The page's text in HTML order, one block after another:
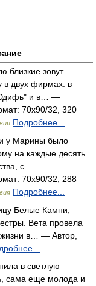
близкие зовут
в двух фирмах: в
и в… —
70x90/32, 320
Подробнее...
у Марины было
на каждые десять
с… —
70x90/32, 288
Подробнее...
Белые Камни,
Вета провела
жизни в… — Автор,
в светлую
сама еще молода и